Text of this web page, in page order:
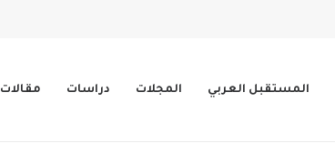
المستقبل العربي المجلات دراسات مقالات